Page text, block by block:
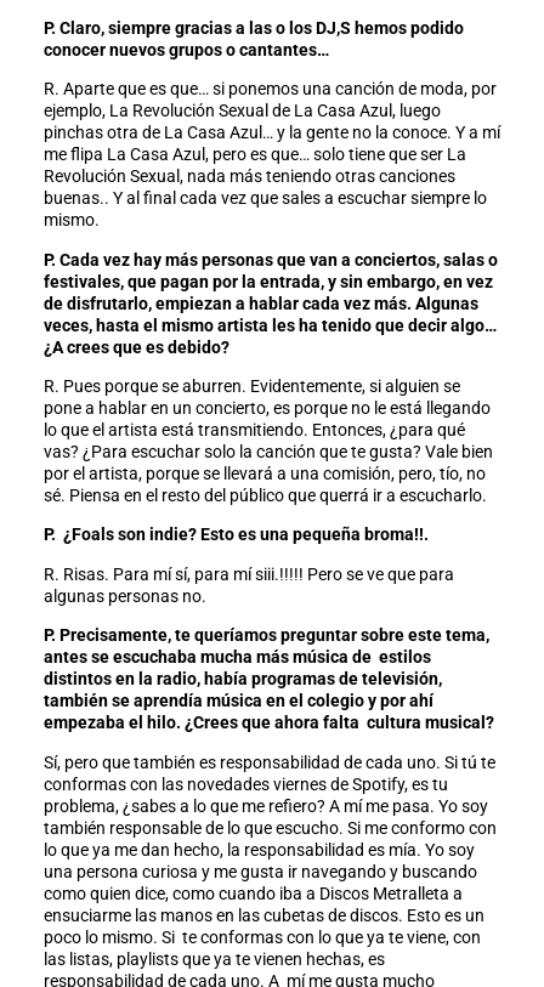
P. Claro, siempre gracias a las o los DJ,S hemos podido
conocer nuevos grupos o cantantes…
R. Aparte que es que… si ponemos una canción de moda, por
ejemplo, La Revolución Sexual de La Casa Azul, luego
pinchas otra de La Casa Azul… y la gente no la conoce. Y a mí
me flipa La Casa Azul, pero es que… solo tiene que ser La
Revolución Sexual, nada más teniendo otras canciones
buenas.. Y al final cada vez que sales a escuchar siempre lo
mismo.
P. Cada vez hay más personas que van a conciertos, salas o
festivales, que pagan por la entrada, y sin embargo, en vez
de disfrutarlo, empiezan a hablar cada vez más. Algunas
veces, hasta el mismo artista les ha tenido que decir algo…
¿A crees que es debido?
R. Pues porque se aburren. Evidentemente, si alguien se
pone a hablar en un concierto, es porque no le está llegando
lo que el artista está transmitiendo. Entonces, ¿para qué
vas? ¿Para escuchar solo la canción que te gusta? Vale bien
por el artista, porque se llevará a una comisión, pero, tío, no
sé. Piensa en el resto del público que querrá ir a escucharlo.
P. ¿Foals son indie? Esto es una pequeña broma!!.
R. Risas. Para mí sí, para mí siii.!!!!! Pero se ve que para
algunas personas no.
P. Precisamente, te queríamos preguntar sobre este tema,
antes se escuchaba mucha más música de estilos
distintos en la radio, había programas de televisión,
también se aprendía música en el colegio y por ahí
empezaba el hilo. ¿Crees que ahora falta cultura musical?
Sí, pero que también es responsabilidad de cada uno. Si tú te
conformas con las novedades viernes de Spotify, es tu
problema, ¿sabes a lo que me refiero? A mí me pasa. Yo soy
también responsable de lo que escucho. Si me conformo con
lo que ya me dan hecho, la responsabilidad es mía. Yo soy
una persona curiosa y me gusta ir navegando y buscando
como quien dice, como cuando iba a Discos Metralleta a
ensuciarme las manos en las cubetas de discos. Esto es un
poco lo mismo. Si te conformas con lo que ya te viene, con
las listas, playlists que ya te vienen hechas, es
responsabilidad de cada uno. A mí me gusta mucho